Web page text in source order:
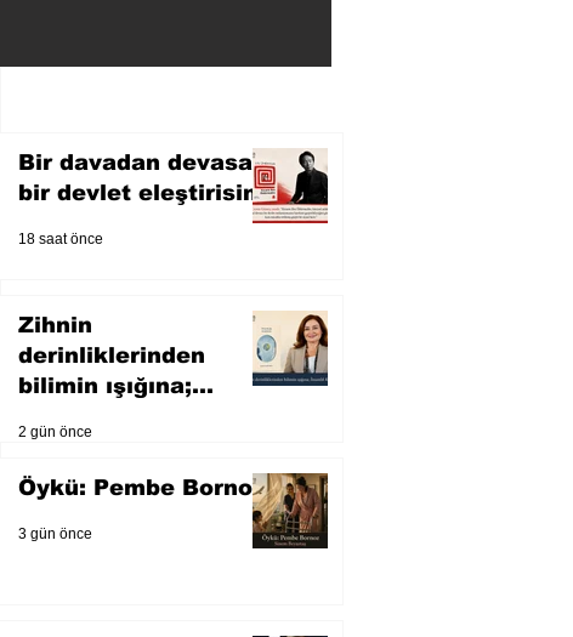
Bir davadan devasa
bir devlet eleştirisine
18 saat önce
Zihnin
derinliklerinden
bilimin ışığına;
2 gün önce
Öykü: Pembe Bornoz
3 gün önce